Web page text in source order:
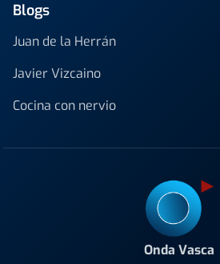
Blogs
Juan de la Herrán
Javier Vizcaino
Cocina con nervio
Onda Vasca